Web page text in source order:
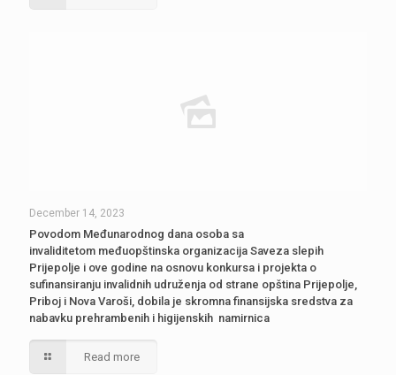
December 14, 2023
Povodom Međunarodnog dana osoba sa
invaliditetom međuopštinska organizacija Saveza slepih
Prijepolje i ove godine na osnovu konkursa i projekta o
sufinansiranju invalidnih udruženja od strane opština Prijepolje,
Priboj i Nova Varoši, dobila je skromna finansijska sredstva za
nabavku prehrambenih i higijenskih namirnica
Read more